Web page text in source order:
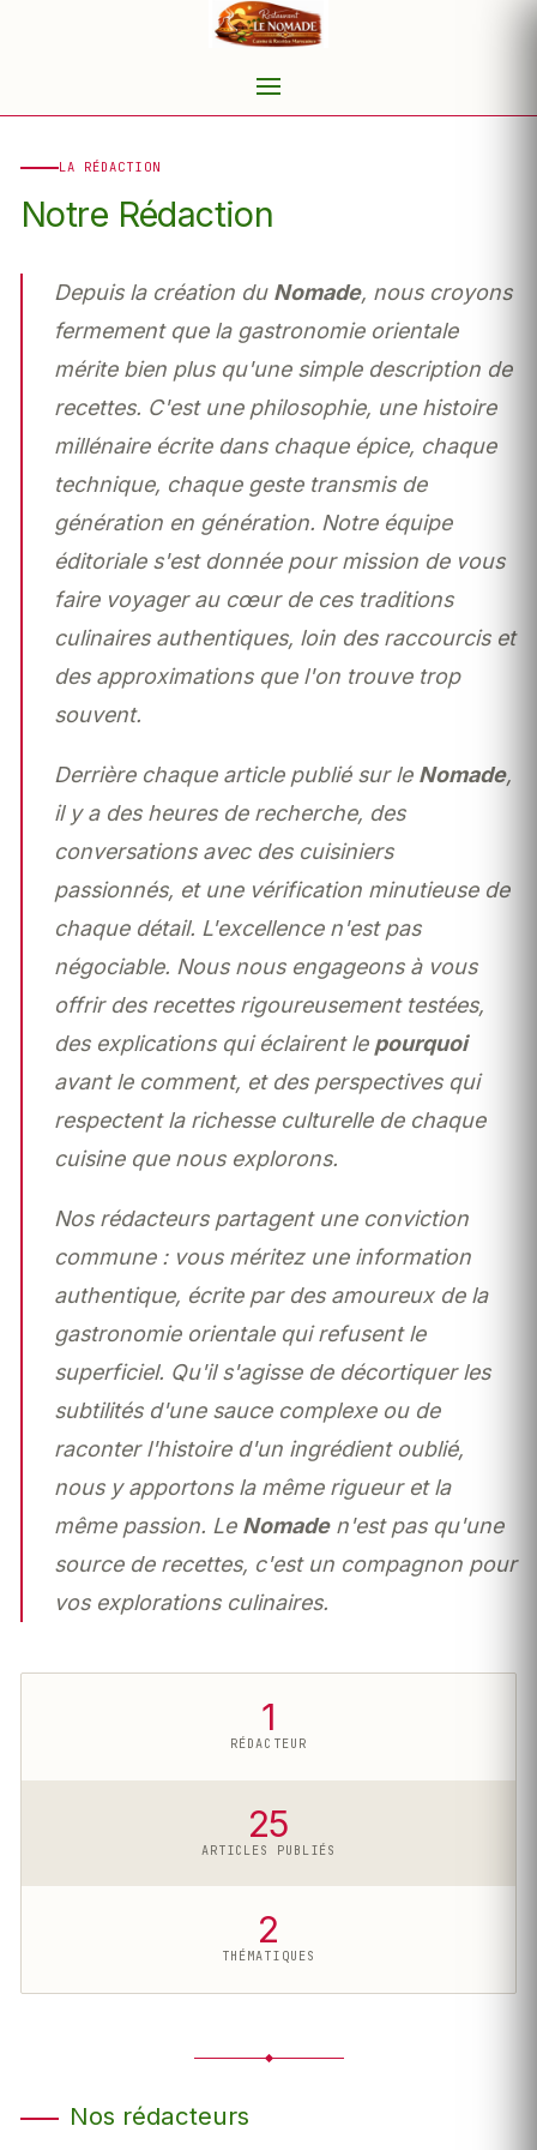
LA RÉDACTION
Notre Rédaction
Depuis la création du Nomade, nous croyons
fermement que la gastronomie orientale
mérite bien plus qu'une simple description de
recettes. C'est une philosophie, une histoire
millénaire écrite dans chaque épice, chaque
technique, chaque geste transmis de
génération en génération. Notre équipe
éditoriale s'est donnée pour mission de vous
faire voyager au cœur de ces traditions
culinaires authentiques, loin des raccourcis et
des approximations que l'on trouve trop
souvent.
Derrière chaque article publié sur le Nomade,
il y a des heures de recherche, des
conversations avec des cuisiniers
passionnés, et une vérification minutieuse de
chaque détail. L'excellence n'est pas
négociable. Nous nous engageons à vous
offrir des recettes rigoureusement testées,
des explications qui éclairent le pourquoi
avant le comment, et des perspectives qui
respectent la richesse culturelle de chaque
cuisine que nous explorons.
Nos rédacteurs partagent une conviction
commune : vous méritez une information
authentique, écrite par des amoureux de la
gastronomie orientale qui refusent le
superficiel. Qu'il s'agisse de décortiquer les
subtilités d'une sauce complexe ou de
raconter l'histoire d'un ingrédient oublié,
nous y apportons la même rigueur et la
même passion. Le Nomaden'est pas qu'une
source de recettes, c'est un compagnon pour
vos explorations culinaires.
1
RÉDACTEUR
25
ARTICLES PUBLIÉS
2
THÉMATIQUES
Nos rédacteurs